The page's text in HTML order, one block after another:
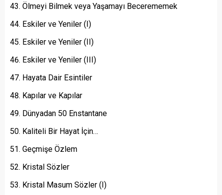
Ölmeyi Bilmek veya Yaşamayı Becerememek
Eskiler ve Yeniler (I)
Eskiler ve Yeniler (II)
Eskiler ve Yeniler (III)
Hayata Dair Esintiler
Kapılar ve Kapılar
Dünyadan 50 Enstantane
Kaliteli Bir Hayat İçin…
Geçmişe Özlem
Kristal Sözler
Kristal Masum Sözler (I)